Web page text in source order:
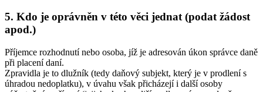
5. Kdo je oprávněn v této věci jednat (podat žádost
apod.)
Příjemce rozhodnutí nebo osoba, jíž je adresován úkon správce daně
při placení daní.
Zpravidla je to dlužník (tedy daňový subjekt, který je v prodlení s
úhradou nedoplatku), v úvahu však přicházejí i další osoby